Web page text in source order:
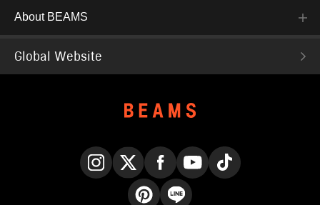
About BEAMS
Global Website